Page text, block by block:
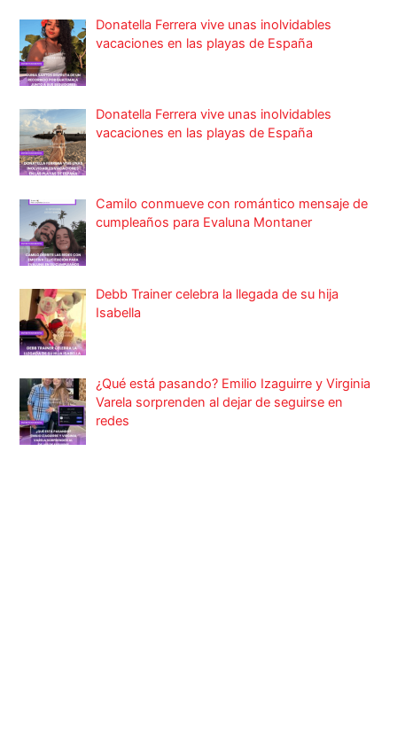
Donatella Ferrera vive unas inolvidables
vacaciones en las playas de España
Donatella Ferrera vive unas inolvidables
vacaciones en las playas de España
Camilo conmueve con romántico mensaje de
cumpleaños para Evaluna Montaner
Debb Trainer celebra la llegada de su hija
Isabella
¿Qué está pasando? Emilio Izaguirre y Virginia
Varela sorprenden al dejar de seguirse en
redes